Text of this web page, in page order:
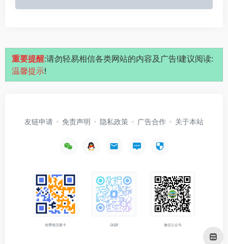
重要提醒:请勿轻易相信各类网站的内容及广告!建议阅读:
温馨提示!
友链申请 免责声明 隐私政策 广告合作 关于本站
免费领流量卡 QQ群 微信公众号